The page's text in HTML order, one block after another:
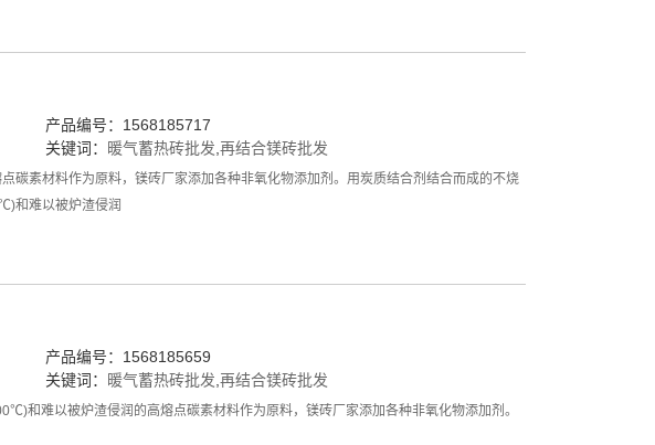
产品编号：1568185717
关键词： 暖气蓄热砖批发 再结合镁砖批发
素材料作为原料，镁砖厂家添加各种非氧化物添加剂。用炭质结合剂结合而成的不烧
和难以被炉渣侵润
产品编号：1568185659
关键词： 暖气蓄热砖批发 再结合镁砖批发
和难以被炉渣侵润的高熔点碳素材料作为原料，镁砖厂家添加各种非氧化物添加剂。